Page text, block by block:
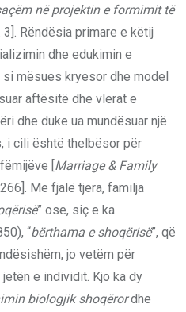
në projektin e formimit të
3]. Rëndësia primare e këtij
dhe edukimin e
mësues kryesor dhe model
aftësitë dhe vlerat e
dhe duke ua mundësuar një
i cili është thelbësor për
[Marriage & Family
Me fjalë tjera, familja
” ose, siç e ka
“bërthama e shoqërisë”, që
jo vetëm për
e individit. Kjo ka dy
biologjik shoqërordhe